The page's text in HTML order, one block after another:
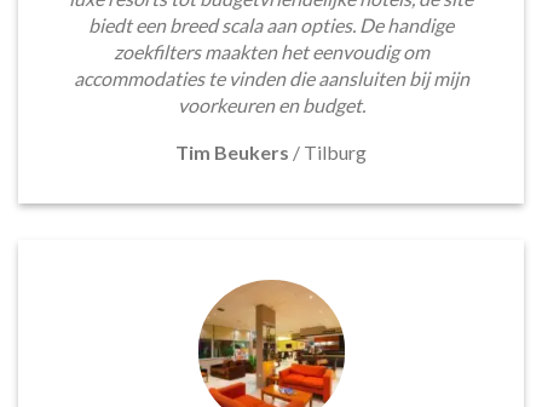
biedt een breed scala aan opties. De handige
zoekfilters maakten het eenvoudig om
accommodaties te vinden die aansluiten bij mijn
voorkeuren en budget.
Tim Beukers / Tilburg